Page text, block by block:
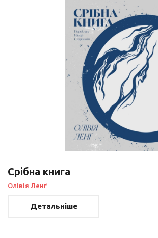
Срібна книга
Олівія Ленґ
Детальніше